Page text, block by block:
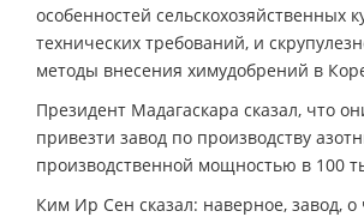
особенностей сельскохозяйственных
технических требований, и
методы внесения химудобрений в
Президент Мадагаскара сказал, что
привезти завод по производству
производственной мощностью в 100
Ким Ир Сен сказал: наверное, завод,